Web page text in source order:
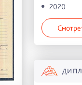
2020